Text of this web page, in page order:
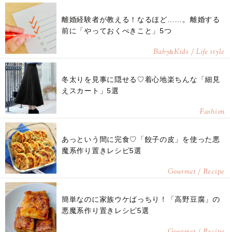
離婚経験者が教える！なるほど……。離婚する
前に「やっておくべきこと」5つ
Baby&Kids / Life style
冬太りを見事に隠せる♡着心地楽ちんな「細見
えスカート」5選
Fashion
あっという間に完食♡「餃子の皮」を使った悪
魔系作り置きレシピ5選
Gourmet / Recipe
簡単なのに家族ウケばっちり！「高野豆腐」の
悪魔系作り置きレシピ5選